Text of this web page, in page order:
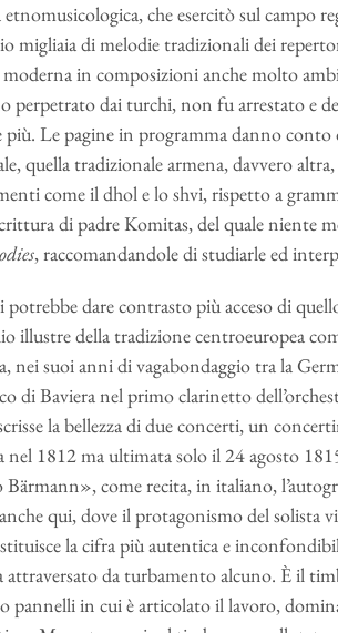
etnomusicologica, che esercitò sul campo
migliaia di melodie tradizionali dei
moderna in composizioni anche molto
perpetrato dai turchi, non fu arrestato e
più. Le pagine in programma danno
quella tradizionale armena, davvero
come il dhol e lo shvi, rispetto a
di padre Komitas, del quale niente
, raccomandandole di studiarle ed
potrebbe dare contrasto più acceso di
illustre della tradizione centroeuropea
nei suoi anni di vagabondaggio tra la
di Baviera nel primo clarinetto
la bellezza di due concerti, un
nel 1812 ma ultimata solo il 24 agosto
Bärmann», come recita, in italiano,
qui, dove il protagonismo del solista
la cifra più autentica e
attraversato da turbamento alcuno. È il
pannelli in cui è articolato il lavoro,